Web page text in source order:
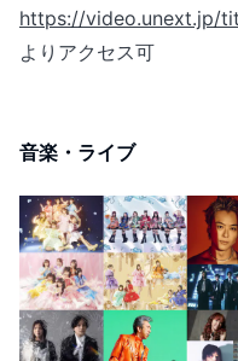
https://video.unext.jp/
よりアクセス可
音楽・ライブ